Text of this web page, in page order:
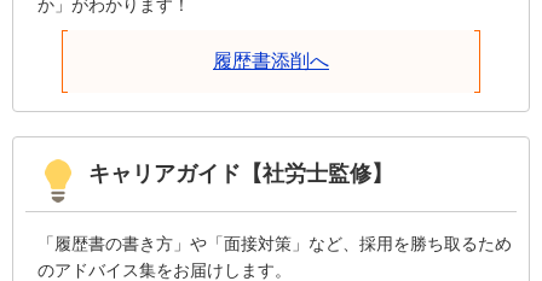
か」がわかります！
履歴書添削へ
キャリアガイド【社労士監修】
「履歴書の書き方」や「面接対策」など、採用を勝ち取るため
のアドバイス集をお届けします。